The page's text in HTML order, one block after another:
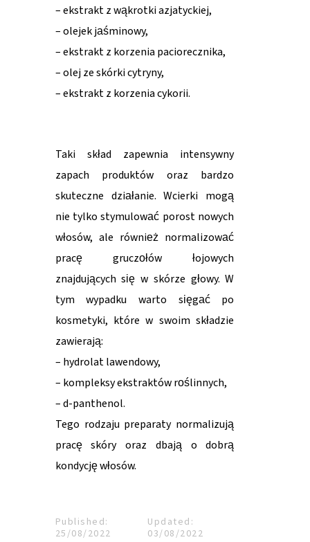
– ekstrakt z wąkrotki azjatyckiej,
– olejek jaśminowy,
– ekstrakt z korzenia paciorecznika,
– olej ze skórki cytryny,
– ekstrakt z korzenia cykorii.
Taki skład zapewnia intensywny
zapach produktów oraz bardzo
skuteczne działanie. Wcierki mogą
nie tylko stymulować porost nowych
włosów, ale również normalizować
pracę gruczołów łojowych
znajdujących się w skórze głowy. W
tym wypadku warto sięgać po
kosmetyki, które w swoim składzie
zawierają:
– hydrolat lawendowy,
– kompleksy ekstraktów roślinnych,
– d-panthenol.
Tego rodzaju preparaty normalizują
pracę skóry oraz dbają o dobrą
kondycję włosów.
Published:
25/08/2022
Updated:
03/08/2022